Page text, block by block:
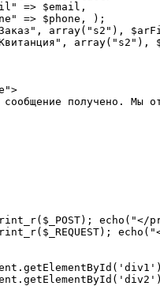
$email,
$phone, );
array("s2"),
сообщение получено. Мы
echo("</